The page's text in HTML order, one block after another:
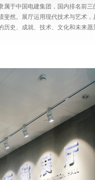
于中国电建集团，国内排名前
然。展厅运用现代技术与艺术
历史、成就、技术、文化和未来愿